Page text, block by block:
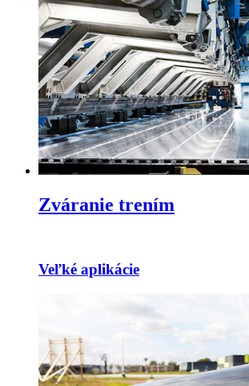
Zváranie trením
Veľké aplikácie